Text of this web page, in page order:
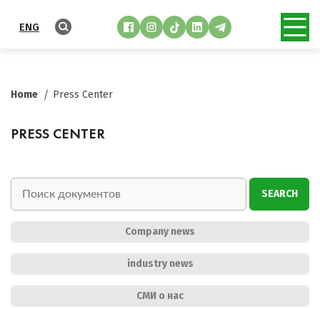
ENG
Home Press Center
PRESS CENTER
SEARCH
Company news
industry news
СМИ о нас